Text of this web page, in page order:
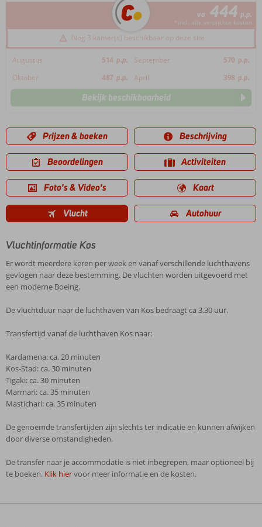
va 444 p.p.
*incl. alle verplichte kosten
Nog 3 kamer(s) beschikbaar op deze site
Augustus 514 p.p. September 570 p.p.
Oktober
487 p.p. April 398 p.p.
Bekijk beschikbaarheid
Prijzen & boeken Beschrijving
Beoordelingen Activiteiten
Foto's & Video's Kaart
Vlucht Autohuur
Vluchtinformatie Kos
Er wordt meerdere keren per week en vanaf verschillende luchthavens
gevlogen naar deze bestemming. De vluchten worden uitgevoerd met
een moderne Boeing.
De vluchtduur naar de luchthaven van Kos bedraagt ca 3.30 uur.
Transfertijd vanaf de luchthaven Kos naar:
Kardamena: ca. 20 minuten
Kos-Stad: ca. 30 minuten
Tigaki: ca. 30 minuten
Marmari: ca. 35 minuten
Mastichari: ca. 35 minuten
De genoemde transfertijden zijn slechts ter indicatie en kunnen afwijken
door diverse omstandigheden.
De transfer naar je accommodatie is niet inbegrepen, maar optioneel bij
te boeken. Klik hiervoor meer informatie en de kosten.